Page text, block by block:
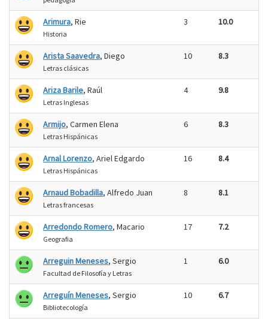
Arimura, Rie
Historia
3 10.0
Arista Saavedra, Diego
Letras clásicas
10 8.3
Ariza Barile, Raúl
Letras Inglesas
4 9.8
Armijo, Carmen Elena
Letras Hispánicas
6 8.3
Arnal Lorenzo, Ariel Edgardo
Letras Hispánicas
16 8.4
Arnaud Bobadilla, Alfredo Juan
Letras francesas
8 8.1
Arredondo Romero, Macario
Geografia
17 7.2
Arreguin Meneses, Sergio
Facultad de Filosofía y Letras
1 6.0
Arreguín Meneses, Sergio
Bibliotecología
10 6.7